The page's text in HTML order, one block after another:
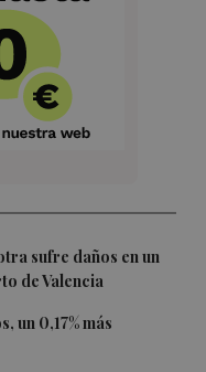
sufre daños en un
de Valencia
un 0,17% más